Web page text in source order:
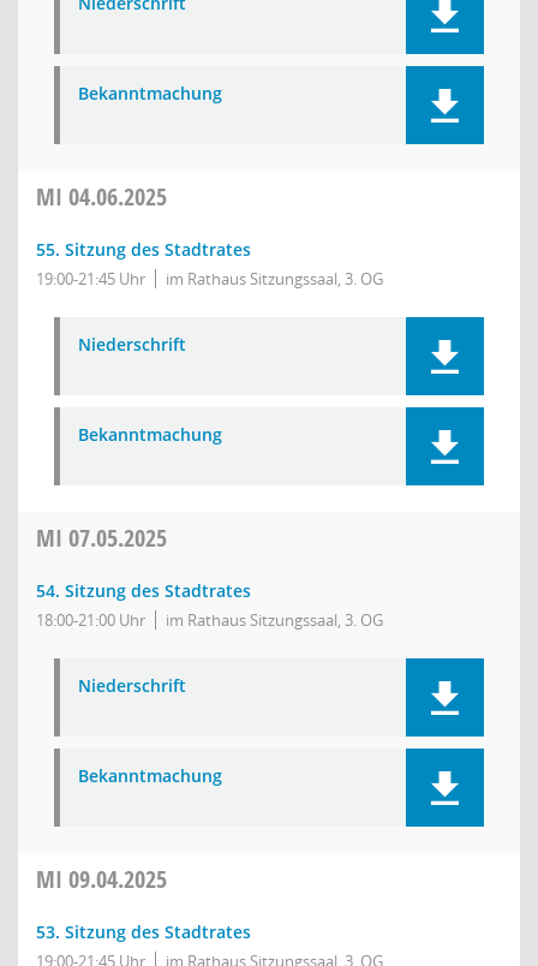
Bekanntmachung
MI 04.06.2025
55. Sitzung des Stadtrates
19:00-21:45 Uhr im Rathaus Sitzungssaal, 3. OG
Niederschrift
Bekanntmachung
MI 07.05.2025
54. Sitzung des Stadtrates
18:00-21:00 Uhr im Rathaus Sitzungssaal, 3. OG
Niederschrift
Bekanntmachung
MI 09.04.2025
53. Sitzung des Stadtrates
19:00-21:45 Uhr im Rathaus Sitzungssaal, 3. OG